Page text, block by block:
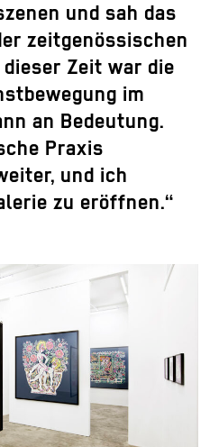
und sah das
zeitgenössischen
Zeit war die
im
an Bedeutung.
Praxis
und ich
zu eröffnen.“